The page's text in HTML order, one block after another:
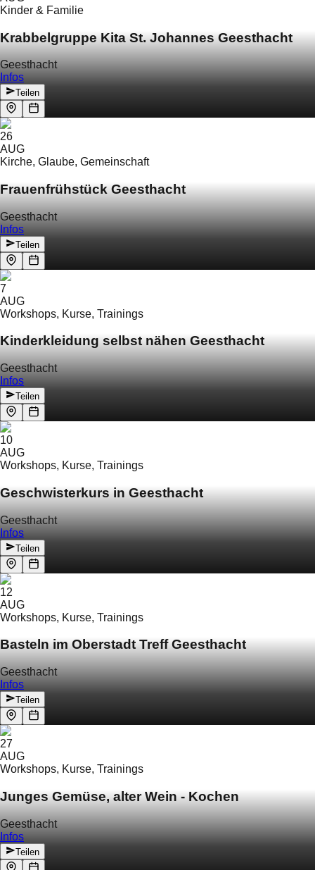
Kinder & Familie
Krabbelgruppe Kita St. Johannes Geesthacht
Geesthacht
Infos
Teilen
26
AUG
Kirche, Glaube, Gemeinschaft
Frauenfrühstück Geesthacht
Geesthacht
Infos
Teilen
7
AUG
Workshops, Kurse, Trainings
Kinderkleidung selbst nähen Geesthacht
Geesthacht
Infos
Teilen
10
AUG
Workshops, Kurse, Trainings
Geschwisterkurs in Geesthacht
Geesthacht
Infos
Teilen
12
AUG
Workshops, Kurse, Trainings
Basteln im Oberstadt Treff Geesthacht
Geesthacht
Infos
Teilen
27
AUG
Workshops, Kurse, Trainings
Junges Gemüse, alter Wein - Kochen
Geesthacht
Infos
Teilen